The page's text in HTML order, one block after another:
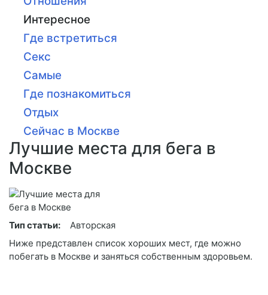
Интересное
Где встретиться
Секс
Самые
Где познакомиться
Отдых
Сейчас в Москве
Лучшие места для бега в
Москве
Тип статьи:
Авторская
Ниже представлен список хороших мест, где можно
побегать в Москве и заняться собственным здоровьем.